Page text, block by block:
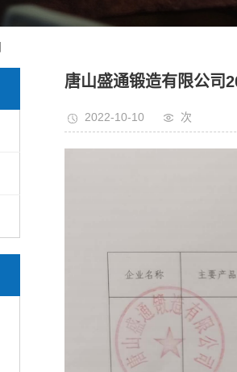
唐山盛通锻造有限公司
2022-10-10 次